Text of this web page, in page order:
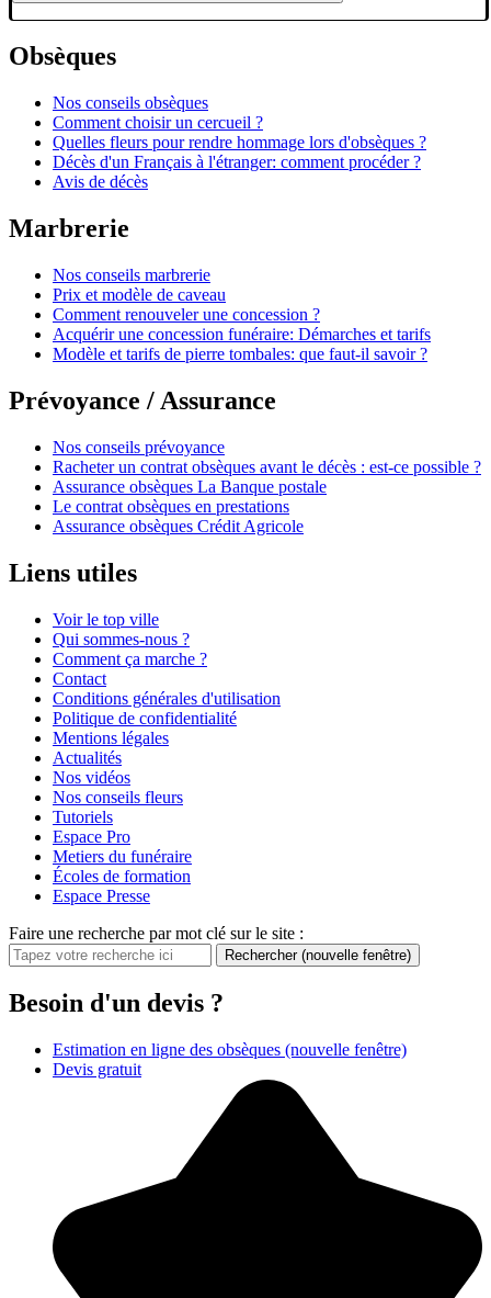
Obsèques
Nos conseils obsèques
Comment choisir un cercueil ?
Quelles fleurs pour rendre hommage lors d'obsèques ?
Décès d'un Français à l'étranger: comment procéder ?
Avis de décès
Marbrerie
Nos conseils marbrerie
Prix et modèle de caveau
Comment renouveler une concession ?
Acquérir une concession funéraire: Démarches et tarifs
Modèle et tarifs de pierre tombales: que faut-il savoir ?
Prévoyance / Assurance
Nos conseils prévoyance
Racheter un contrat obsèques avant le décès : est-ce possible ?
Assurance obsèques La Banque postale
Le contrat obsèques en prestations
Assurance obsèques Crédit Agricole
Liens utiles
Voir le top ville
Qui sommes-nous ?
Comment ça marche ?
Contact
Conditions générales d'utilisation
Politique de confidentialité
Mentions légales
Actualités
Nos vidéos
Nos conseils fleurs
Tutoriels
Espace Pro
Metiers du funéraire
Écoles de formation
Espace Presse
Faire une recherche par mot clé sur le site :
Rechercher (nouvelle fenêtre)
Besoin d'un devis ?
Estimation en ligne des obsèques (nouvelle fenêtre)
Devis gratuit